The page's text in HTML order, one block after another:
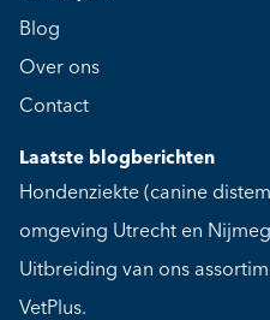
Blog
Over ons
Contact
Laatste blogberichten
Hondenziekte (canine
omgeving Utrecht en
Uitbreiding van ons
VetPlus.